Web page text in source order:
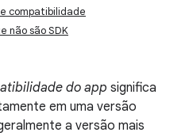
compatibilidade
não são SDK
do app significa
em uma versão
a versão mais